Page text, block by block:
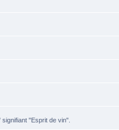
"Esprit de vin".